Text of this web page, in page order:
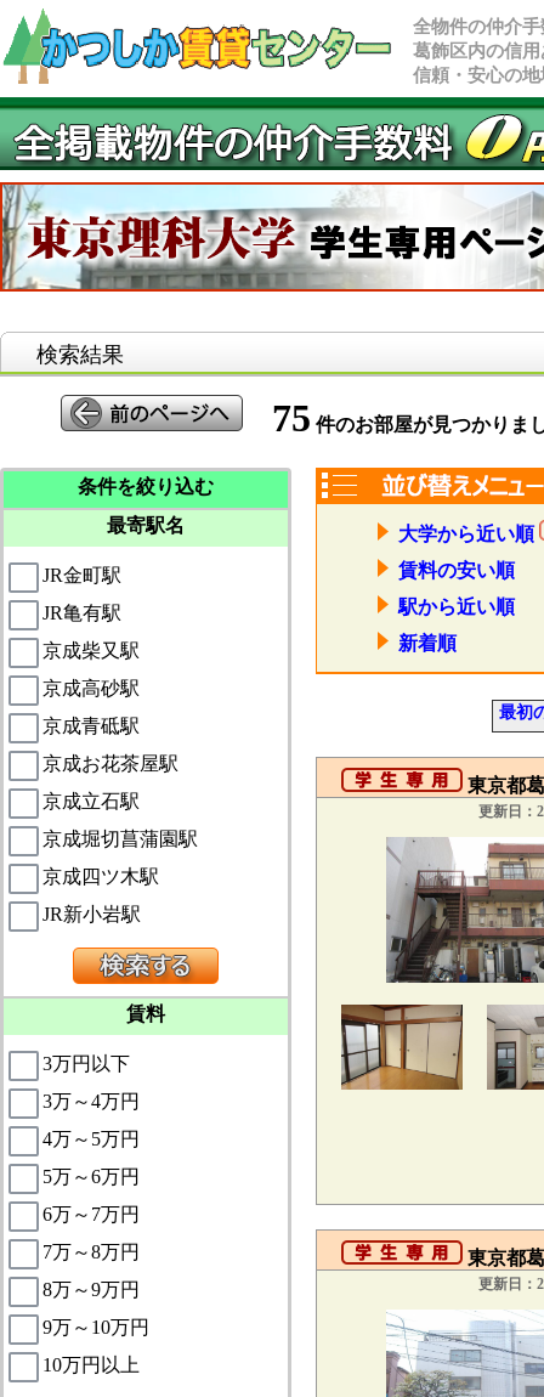
全物件の仲介
葛飾区内の信
信頼・安心の
検索結果
75 件のお部屋が見つかりま
条件を絞り込む
最寄駅名
JR金町駅
JR亀有駅
京成柴又駅
京成高砂駅
京成青砥駅
京成お花茶屋駅
京成立石駅
京成堀切菖蒲園駅
京成四ツ木駅
JR新小岩駅
賃料
3万円以下
3万～4万円
4万～5万円
5万～6万円
6万～7万円
7万～8万円
8万～9万円
9万～10万円
10万円以上
大学から近い順
賃料の安い順
駅から近い順
新着順
最初
東京都
更新日：
東京都
更新日：